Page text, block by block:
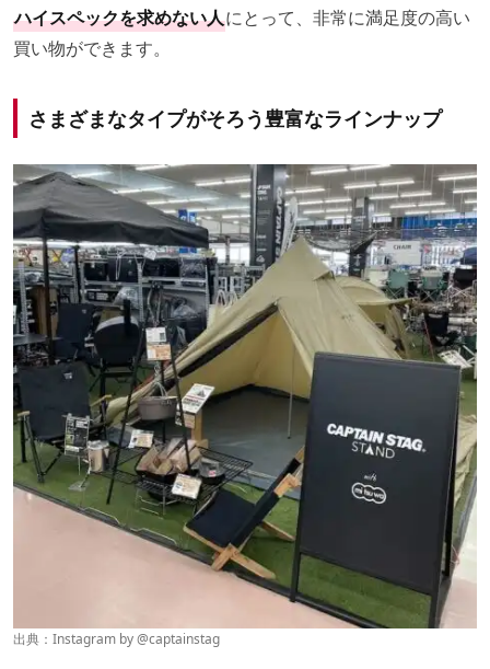
ハイスペックを求めない人にとって、非常に満足度の高い
買い物ができます。
さまざまなタイプがそろう豊富なラインナップ
出典：Instagram by@captainstag